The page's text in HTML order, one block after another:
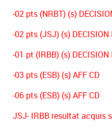
-02 pts (NRBT) (s)
-02 pts (JSJ) (s) DECISION
-01 pt (IRBB) (s) DECISION
-03 pts (ESB) (s) AFF CD
-06 pts (ESB) (s) AFF CD
JSJ- IRBB resultat acquis